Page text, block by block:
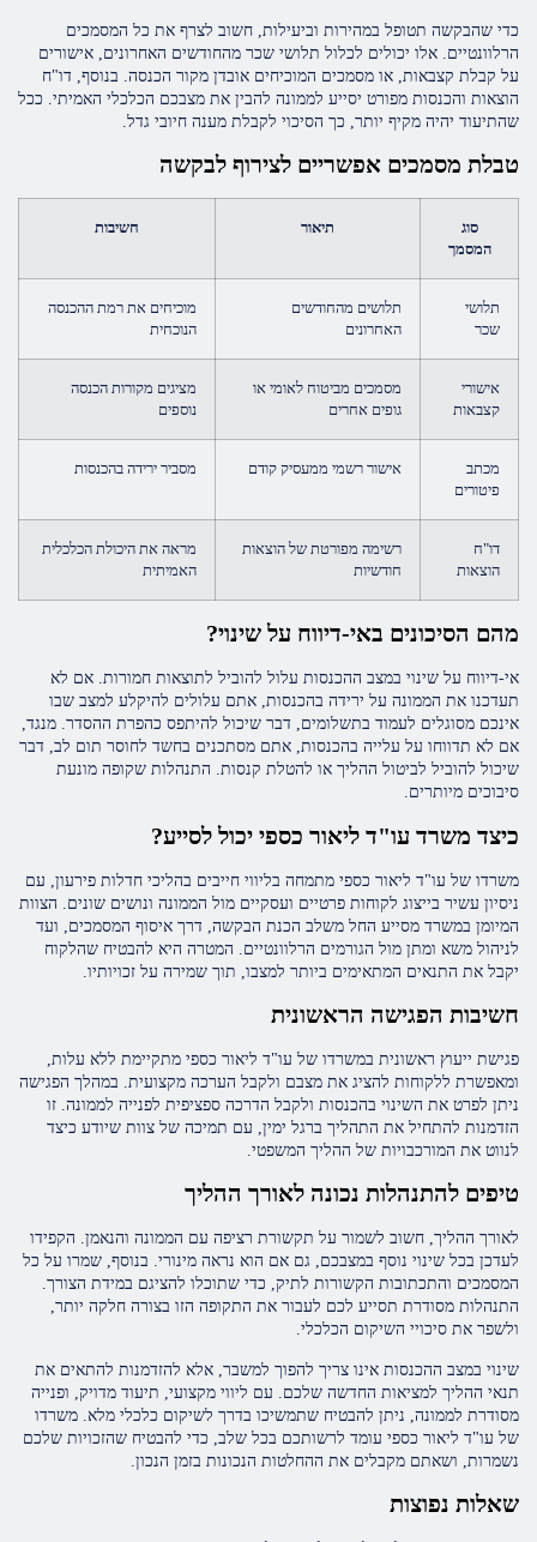
כדי שהבקשה תטופל במהירות וביעילות, חשוב לצרף את כל המסמכים
הרלוונטיים. אלו יכולים לכלול תלושי שכר מהחודשים האחרונים, אישורים
על קבלת קצבאות, או מסמכים המוכיחים אובדן מקור הכנסה. בנוסף, דו"ח
הוצאות והכנסות מפורט יסייע לממונה להבין את מצבכם הכלכלי האמיתי. ככל
שהתיעוד יהיה מקיף יותר, כך הסיכוי לקבלת מענה חיובי גדל.
טבלת מסמכים אפשריים לצירוף לבקשה
סוג
המסמך
תיאור חשיבות
תלושי
שכר
תלושים מהחודשים
האחרונים
מוכיחים את רמת ההכנסה
הנוכחית
אישורי
קצבאות
מסמכים מביטוח לאומי או
גופים אחרים
מציגים מקורות הכנסה
נוספים
מכתב
פיטורים
אישור רשמי ממעסיק קודם מסביר ירידה בהכנסות
דו"ח
הוצאות
רשימה מפורטת של הוצאות
חודשיות
מראה את היכולת הכלכלית
האמיתית
מהם הסיכונים באי-דיווח על שינוי?
אי-דיווח על שינוי במצב ההכנסות עלול להוביל לתוצאות חמורות. אם לא
תעדכנו את הממונה על ירידה בהכנסות, אתם עלולים להיקלע למצב שבו
אינכם מסוגלים לעמוד בתשלומים, דבר שיכול להיתפס כהפרת ההסדר. מנגד,
אם לא תדווחו על עלייה בהכנסות, אתם מסתכנים בחשד לחוסר תום לב, דבר
שיכול להוביל לביטול ההליך או להטלת קנסות. התנהלות שקופה מונעת
סיבוכים מיותרים.
כיצד משרד עו"ד ליאור כספי יכול לסייע?
משרדו של עו"ד ליאור כספי מתמחה בליווי חייבים בהליכי חדלות פירעון, עם
ניסיון עשיר בייצוג לקוחות פרטיים ועסקיים מול הממונה ונושים שונים. הצוות
המיומן במשרד מסייע החל משלב הכנת הבקשה, דרך איסוף המסמכים, ועד
לניהול משא ומתן מול הגורמים הרלוונטיים. המטרה היא להבטיח שהלקוח
יקבל את התנאים המתאימים ביותר למצבו, תוך שמירה על זכויותיו.
חשיבות הפגישה הראשונית
פגישת ייעוץ ראשונית במשרדו של עו"ד ליאור כספי מתקיימת ללא עלות,
ומאפשרת ללקוחות להציג את מצבם ולקבל הערכה מקצועית. במהלך הפגישה
ניתן לפרט את השינוי בהכנסות ולקבל הדרכה ספציפית לפנייה לממונה. זו
הזדמנות להתחיל את התהליך ברגל ימין, עם תמיכה של צוות שיודע כיצד
לנווט את המורכבויות של ההליך המשפטי.
טיפים להתנהלות נכונה לאורך ההליך
לאורך ההליך, חשוב לשמור על תקשורת רציפה עם הממונה והנאמן. הקפידו
לעדכן בכל שינוי נוסף במצבכם, גם אם הוא נראה מינורי. בנוסף, שמרו על כל
המסמכים והתכתובות הקשורות לתיק, כדי שתוכלו להציגם במידת הצורך.
התנהלות מסודרת תסייע לכם לעבור את התקופה הזו בצורה חלקה יותר,
ולשפר את סיכויי השיקום הכלכלי.
שינוי במצב ההכנסות אינו צריך להפוך למשבר, אלא להזדמנות להתאים את
תנאי ההליך למציאות החדשה שלכם. עם ליווי מקצועי, תיעוד מדויק, ופנייה
מסודרת לממונה, ניתן להבטיח שתמשיכו בדרך לשיקום כלכלי מלא. משרדו
של עו"ד ליאור כספי עומד לרשותכם בכל שלב, כדי להבטיח שהזכויות שלכם
נשמרות, ושאתם מקבלים את ההחלטות הנכונות בזמן הנכון.
שאלות נפוצות